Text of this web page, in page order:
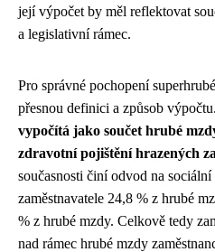
její výpočet by měl reflektovat
a legislativní rámec.
Pro správné pochopení
přesnou definici a způsob výpočtu.
vypočítá jako součet hrubé
zdravotní pojištění hrazených
současnosti činí odvod na
zaměstnavatele 24,8 % z hrubé
% z hrubé mzdy. Celkově tedy
nad rámec hrubé mzdy